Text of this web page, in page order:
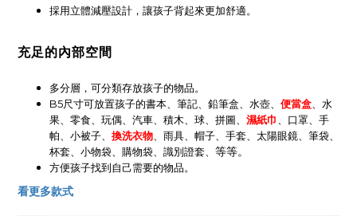
採用立體減壓設計，讓孩子背起來更加舒適。
充足的內部空間
多分層，可分類存放孩子的物品。
B5尺寸可放置孩子的書本、筆記、鉛筆盒、水壺、 便當盒 、水
果、零食、玩偶、汽車、積木、球、拼圖、 濕紙巾
、口罩、手
帕、小被子、 換洗衣物 、雨具、帽子、手套、太陽眼鏡、筆袋、
杯套、 小物袋、 購物袋、 識別證套、 等等。
方便孩子找到自己需要的物品。
看更多款式